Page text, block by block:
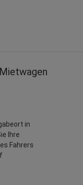
in
Ihre
Fahrers